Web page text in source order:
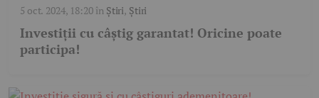
5 oct. 2024, 18:20în Știri, Știri
Investiții cu câștig garantat! Oricine poate
participa!